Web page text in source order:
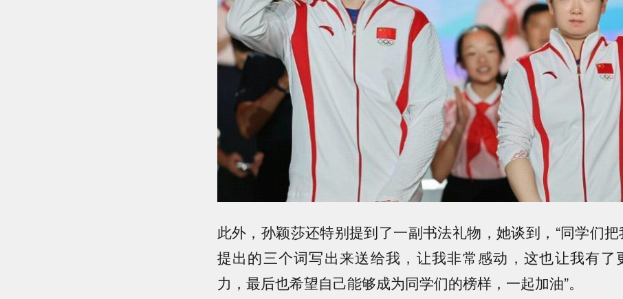
此外，孙颖莎还特别提到了一副书法礼物，她谈到，“同学们
提出的三个词写出来送给我，让我非常感动，这也让我有了
力，最后也希望自己能够成为同学们的榜样，一起加油”。